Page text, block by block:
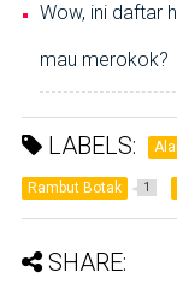
Wow, ini daftar
mau merokok?
LABELS:
Rambut Botak 1
SHARE: